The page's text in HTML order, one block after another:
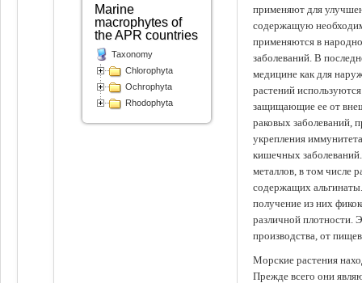
применяют для
содержащую
применяются в
заболеваний. В
медицине как для
растений
защищающие ее от
раковых заболеваний,
укрепления
кишечных
металлов, в том числе
содержащих
получение из них
различной плотности.
производства, от
Морские растения
Прежде всего они
Marine
macrophytes of
the APR countries
Taxonomy
Chlorophyta
Ochrophyta
Rhodophyta